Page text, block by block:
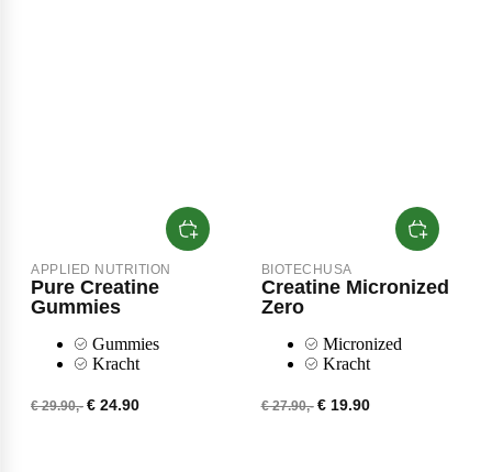
Supplement Needs
APPLIED NUTRITION
Pure Creatine
Gummies
Gummies
Kracht
€ 29.90,- € 24.90
BIOTECHUSA
Creatine Micronized
Zero
Micronized
Kracht
€ 27.90,- € 19.90